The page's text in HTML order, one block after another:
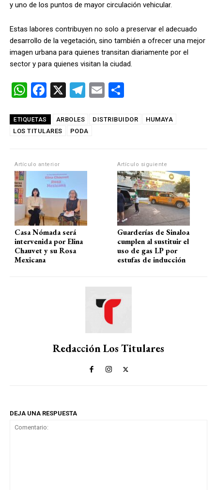
y uno de los puntos de mayor circulación vehicular.
Estas labores contribuyen no solo a preservar el adecuado
desarrollo de la vegetación, sino también a ofrecer una mejor
imagen urbana para quienes transitan diariamente por el
sector y para quienes visitan la ciudad.
W
at
s
p
p
F
ce
b
o
k
X
T
gr
m
E
ail m
tir
ETIQUETAS ARBOLES DISTRIBUIDOR
HUMAYA
LOS TITULARES
PODA
Artículo anterior
Casa Nómada será
intervenida por Elina
Chauvet y su Rosa
Mexicana
Artículo siguiente
Guarderías de Sinaloa
cumplen al sustituir el
uso de gas LP por
estufas de inducción
Redacción Los Titulares
DEJA UNA RESPUESTA